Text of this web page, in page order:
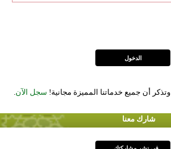
وتذكر أن جميع خدماتنا المميزة مجانية! سجل الآن.
شارك معنا